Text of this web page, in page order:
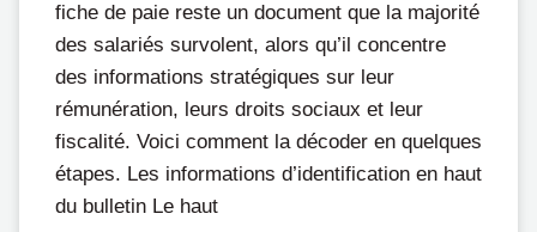
fiche de paie reste un document que la majorité
des salariés survolent, alors qu’il concentre
des informations stratégiques sur leur
rémunération, leurs droits sociaux et leur
fiscalité. Voici comment la décoder en quelques
étapes. Les informations d’identification en haut
du bulletin Le haut